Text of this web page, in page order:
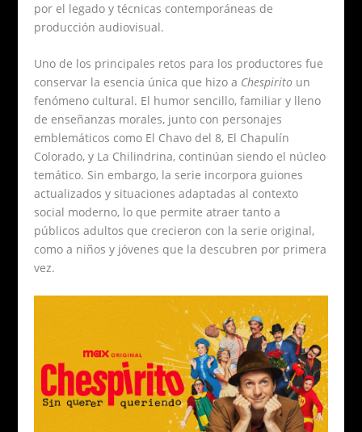
por el legado y técnicas contemporáneas de
producción audiovisual.
Uno de los principales retos para los productores fue
conservar la esencia única que hizo a Chespirito un
fenómeno cultural. El humor sencillo, familiar y lleno
de enseñanzas morales, junto con personajes
emblemáticos como El Chavo del 8, El Chapulín
Colorado, y La Chilindrina, continúan siendo el núcleo
temático. Sin embargo, la serie incorpora guiones
actualizados y situaciones adaptadas al contexto
social moderno, lo que permite atraer tanto a
públicos adultos que crecieron con la serie original,
como a niños y jóvenes que la descubren por primera
vez.